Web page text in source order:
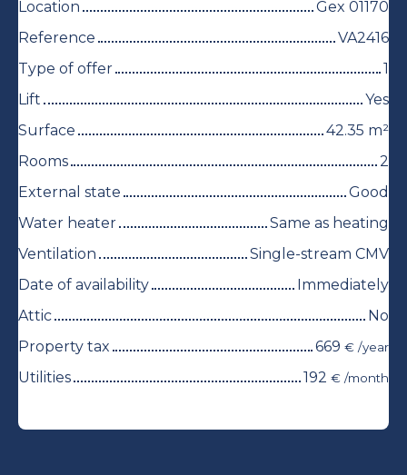
Location
Gex 01170
Reference
VA2416
Type of offer
1
Lift
Yes
Surface
42.35 m²
Rooms
2
External state
Good
Water heater
Same as heating
Ventilation
Single-stream CMV
Date of availability
Immediately
Attic
No
Property tax
669 € /year
Utilities 192 € /month